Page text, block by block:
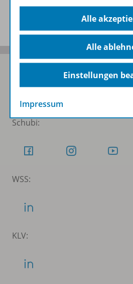
Benachrichtigungs-
Schubi:
WSS:
KLV:
Alle
Alle
Einstellungen
Impressum